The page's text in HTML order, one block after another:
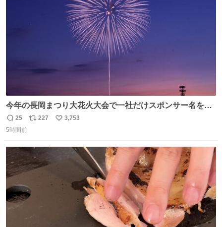
今年の長岡まつり大花火大会で一社だけスポンサー名をア
ナウンスされずに花火打ち揚げされた企業が有った。 企業
名から今更ながらその理由が解った😢
返
信
25
リ
ト
数
227
い
3,753
5時間前